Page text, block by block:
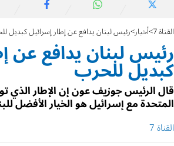
القناة 7 أخبار رئيس لبنان يدافع عن إطار إسرائيل كبديل
رئيس لبنان يدافع عن
كبديل للحرب
قال الرئيس جوزيف عون إن الإطار الذي
المتحدة مع إسرائيل هو الخيار الأفضل
القناة 7